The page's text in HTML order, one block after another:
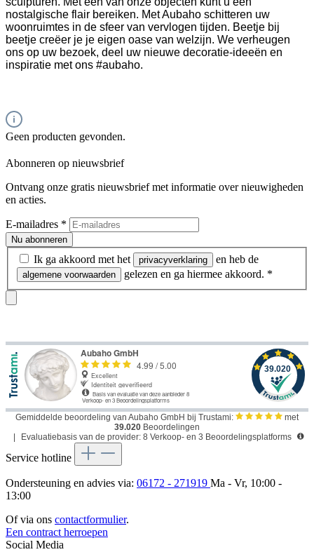
nostalgische flair bereiken. Met Aubaho schitteren uw
woonruimtes in de sfeer van vervlogen tijden. Beetje bij
beetje creëer je je eigen oase van welzijn. We verheugen
ons op uw bezoek, deel uw nieuwe decoratie-ideeën en
inspiratie met ons #aubaho.
Geen producten gevonden.
Abonneren op nieuwsbrief
Ontvang onze gratis nieuwsbrief met informatie over nieuwigheden
en acties.
E-mailadres *
Nu abonneren
Ik ga akkoord met het privacyverklaring en heb de
algemene voorwaarden gelezen en ga hiermee akkoord. *
Gemiddelde beoordeling van Aubaho GmbH bij Trustami:
met
39.020 Beoordelingen
Evaluatiebasis van de provider: 8 Verkoop- en 3 Beoordelingsplatforms
Service hotline
Ondersteuning en advies via: 06172 - 271919 Ma - Vr, 10:00 -
13:00
Of via ons contactformulier.
Een contract herroepen
Social Media